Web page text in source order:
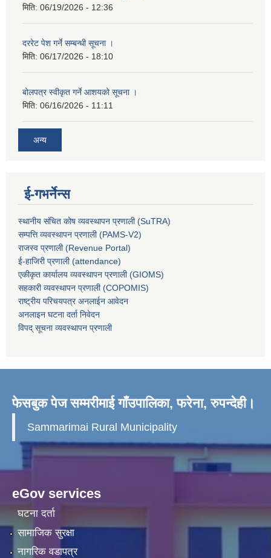
मिति: 06/19/2026 - 12:36
दररेट पेश गर्ने सम्बन्धी सूचना ।
मिति: 06/17/2026 - 18:10
बोलपत्र स्वीकृत गर्ने आशयको सूचना ।
मिति: 06/16/2026 - 11:11
अन्य
ई-गभर्नेन्स
स्थानीय संचित कोष व्यवस्थापन प्रणाली (SuTRA)
सम्पत्ति व्यवस्थापन प्रणाली (PAMS-V2)
राजस्व प्रणाली (Revenue Portal)
ई-हाजिरी प्रणाली (attendance)
एकीकृत कार्यालय व्यवस्थापन प्रणाली (GIOMS)
सहकारी व्यवस्थापन प्रणाली (COPOMIS)
राष्ट्रीय परिचयपत्र अनलाईन आवेदन
अनलाइन घटना दर्ता निवेदन
विपद् सूचना व्यवस्थापन प्रणाली
फेसबुक पेज सम्मरीमाई गाँउपालिका, फरेना, रुपन्देही।
Sammarimai Rural Municipality
eGov services
घटना दर्ता
सामाजिक सुरक्षा
नागरिक वडापत्र